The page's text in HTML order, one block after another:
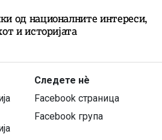
од националните интереси,
и историјата
Следете нѐ
Facebook страница
Facebook група